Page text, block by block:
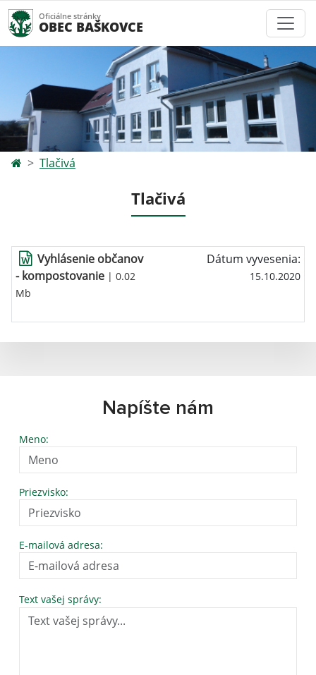
Oficiálne stránky
OBEC BAŠKOVCE
Tlačivá
Tlačivá
Vyhlásenie občanov
- kompostovanie | 0.02
Mb
Dátum vyvesenia:
15.10.2020
Napíšte nám
Meno:
Priezvisko:
E-mailová adresa:
Text vašej správy: